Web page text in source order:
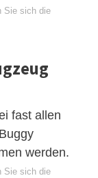
Sie sich die
fast allen
werden.
Sie sich die